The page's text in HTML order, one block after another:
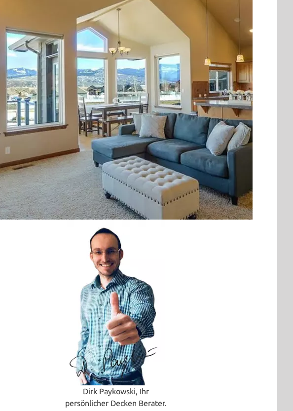
Dirk Paykowski, Ihr
persönlicher Decken Berater.